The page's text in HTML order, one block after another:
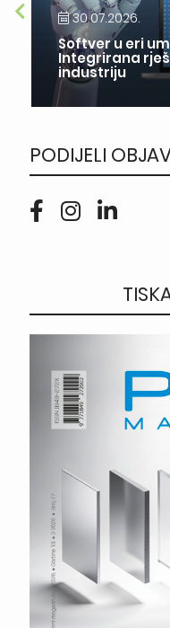
30.07.2026.
Softver u eri
Integrirana
industriju
PODIJELI